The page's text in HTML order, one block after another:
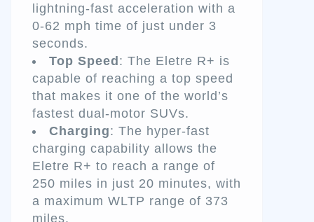
lightning-fast acceleration with a
0-62 mph time of just under 3
seconds.
Top Speed: The Eletre R+ is
capable of reaching a top speed
that makes it one of the world’s
fastest dual-motor SUVs.
Charging: The hyper-fast
charging capability allows the
Eletre R+ to reach a range of
250 miles in just 20 minutes, with
a maximum WLTP range of 373
miles.